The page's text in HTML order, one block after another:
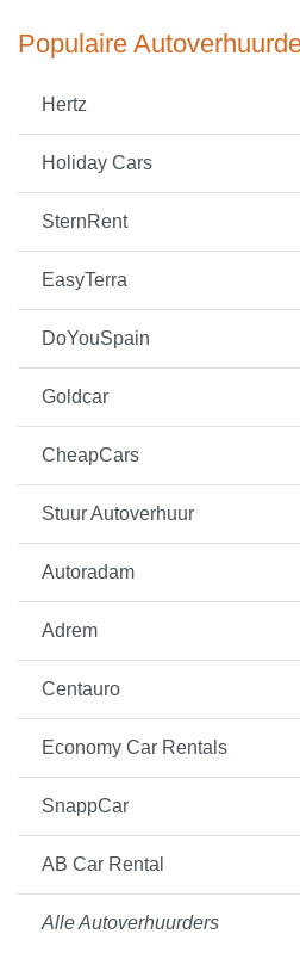
Populaire
Hertz
Holiday Cars
SternRent
EasyTerra
DoYouSpain
Goldcar
CheapCars
Stuur Autoverhuur
Autoradam
Adrem
Centauro
Economy Car Rentals
SnappCar
AB Car Rental
Alle Autoverhuurders